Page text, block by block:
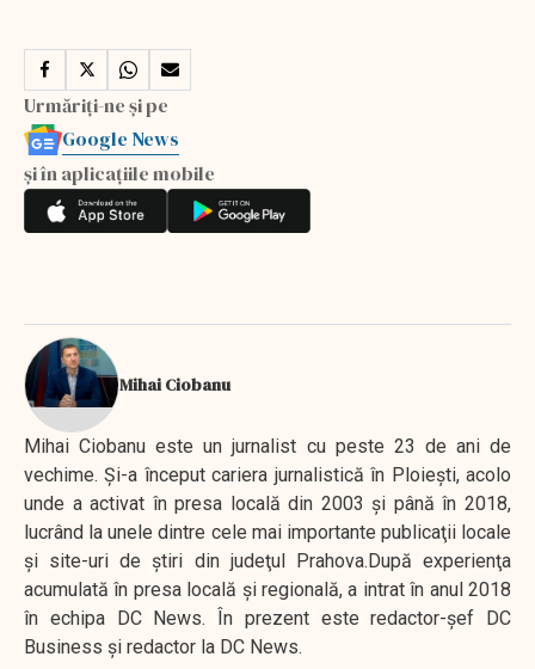
Urmăriți-ne și pe
Google News
și în aplicațiile mobile
Mihai Ciobanu
Mihai Ciobanu este un jurnalist cu peste 23 de ani de
vechime. Şi-a început cariera jurnalistică în Ploieşti, acolo
unde a activat în presa locală din 2003 şi până în 2018,
lucrând la unele dintre cele mai importante publicaţii locale
şi site-uri de ştiri din judeţul Prahova.După experienţa
acumulată în presa locală şi regională, a intrat în anul 2018
în echipa DC News. În prezent este redactor-şef DC
Business şi redactor la DC News.